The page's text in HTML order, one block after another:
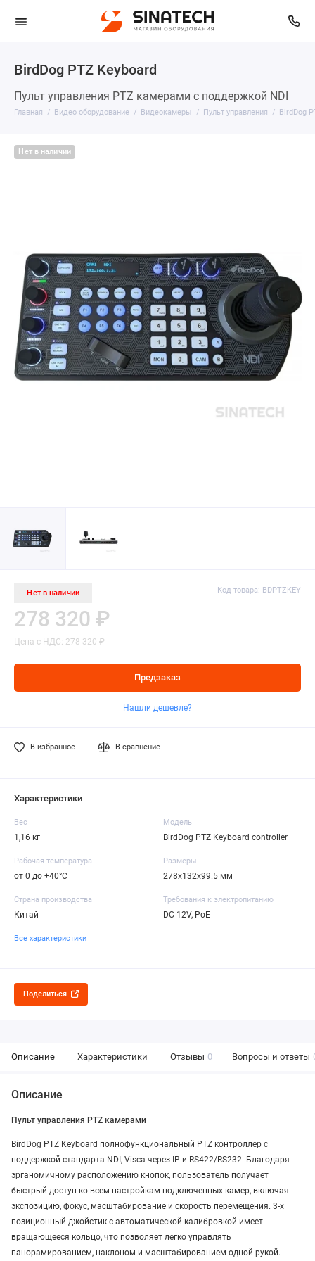
BirdDog PTZ Keyboard
Пульт управления PTZ камерами с поддержкой NDI
Главная Видео оборудование Видеокамеры Пульт управления BirdDog
Нет в наличии
Нет в наличии Код товара: BDPTZKEY
278 320 ₽
Цена с НДС: 278 320 ₽
Предзаказ
Нашли дешевле?
В избранное В сравнение
Характеристики
Вес
1,16 кг
Модель
BirdDog PTZ Keyboard controller
Рабочая температура
от 0 до +40°C
Размеры
278x132x99.5 мм
Страна производства
Китай
Требования к электропитанию
DC 12V, PoE
Все характеристики
Поделиться
Описание Характеристики Отзывы 0 Вопросы и ответы
Описание
Пульт управления PTZ камерами
BirdDog PTZ Keyboard полнофункциональный PTZ контроллер с
поддержкой стандарта NDI, Visca через IP и RS422/RS232. Благодаря
эрганомичному расположению кнопок, пользователь получает
быстрый доступ ко всем настройкам подключенных камер, включая
экспозицию, фокус, масштабирование и скорость перемещения. 3-х
позиционный джойстик с автоматической калибровкой имеет
вращающееся кольцо, что позволяет легко управлять
панорамированием, наклоном и масштабированием одной рукой.